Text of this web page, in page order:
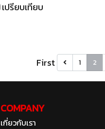
เปรียบเทียบ
First 1 2
COMPANY
เกี่ยวกับเรา